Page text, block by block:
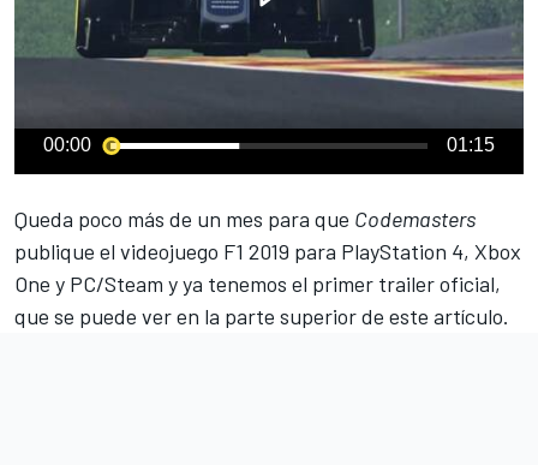
00:00 01:15
Queda poco más de un mes para que Codemasters
publique el videojuego F1 2019 para PlayStation 4, Xbox
One y PC/Steam y ya tenemos el primer trailer oficial,
que se puede ver en la parte superior de este artículo.